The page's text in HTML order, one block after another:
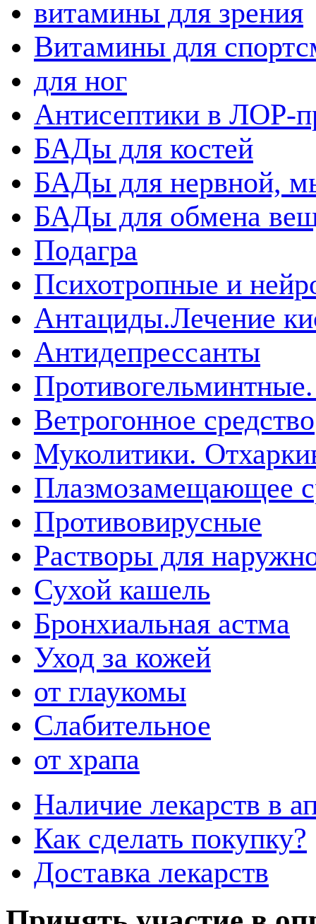
витамины для зрения
Витамины для
для ног
Антисептики в ЛОР-
БАДы для костей
БАДы для нервной,
БАДы для обмена
Подагра
Психотропные и
Антациды.Лечение
Антидепрессанты
Ветрогонное средство
Муколитики.
Плазмозамещающее
Противовирусные
Растворы для
Сухой кашель
Бронхиальная астма
Уход за кожей
от глаукомы
Слабительное
от храпа
Наличие лекарств в
Как сделать покупку?
Доставка лекарств